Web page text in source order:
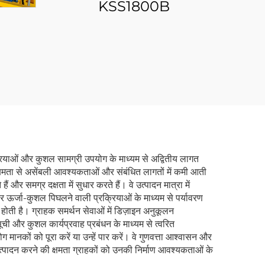
KSS1800B
और कुशल सामग्री उपयोग के माध्यम से अद्वितीय लागत
क्षमता से असेंबली आवश्यकताओं और संबंधित लागतों में कमी आती
और समग्र दक्षता में सुधार करते हैं। वे उत्पादन मात्रा में
कुशल पिघलने वाली प्रक्रियाओं के माध्यम से पर्यावरण
होती है। ग्राहक समर्थन सेवाओं में डिज़ाइन अनुकूलन
और कुशल कार्यप्रवाह प्रबंधन के माध्यम से त्वरित
मानकों को पूरा करें या उन्हें पार करें। वे गुणवत्ता आश्वासन और
करने की क्षमता ग्राहकों को उनकी निर्माण आवश्यकताओं के